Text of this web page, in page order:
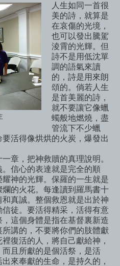
人生如同一首很
美的詩，就算是
在哀傷的光境，
也可以發出騰駕
淩霄的光輝。但
詩不是用低沈單
調的語氣來讀
的，詩是用來朗
頌的。倘若人生
是首美麗的詩，
就不要讓它像蠟
蠋般地燃燒，盡
管流下不少蠟
活得像烘烘的火炭，爆發出
章，把神救贖的真理說明。
信心的表達就是完全的順
神的光輝。保羅的一生就是
的火花。每逢讀到羅馬書十
和真誠。整個救恩就是出於神
徒。要活得精采，活得有意
這個身體是指在基督裏新造
講的，不要將你們的肢體獻
復活的人，將自己獻給神，
且所獻的是個活祭，是活
來奉獻的生命，是持久的，